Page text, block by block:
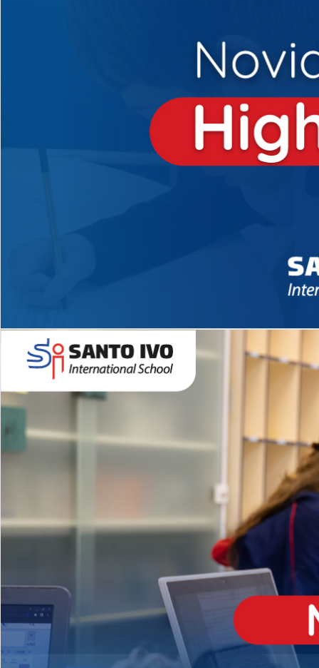
Novidades 2026 High School
EDUCAÇÃO INFANTIL
Inglês todos os dias
MÉDIO
igh School
Dupla Diplomação